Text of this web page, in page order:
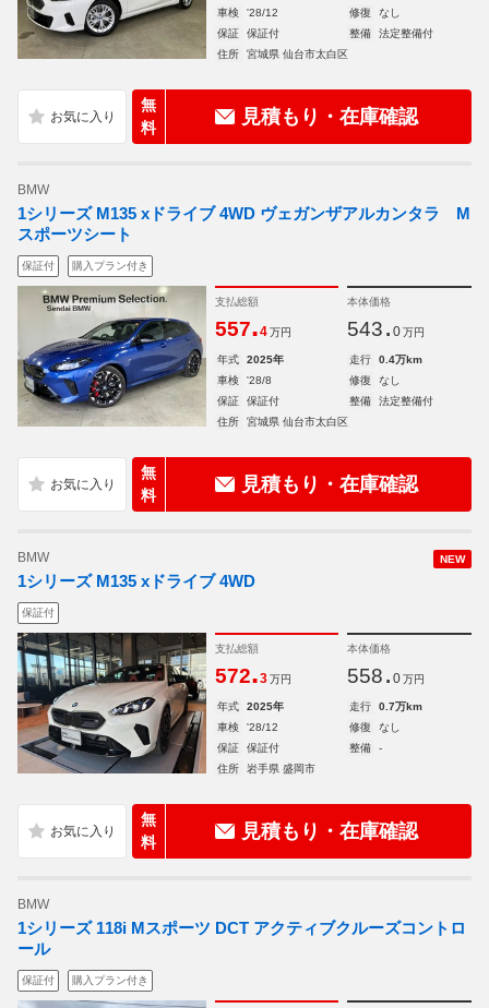
車検 '28/12 修復
なし
保証
保証付 整備
法定整備付
住所
宮城県 仙台市太白区
無
料
見積もり・在庫確認
BMW
1シリーズ M135 xドライブ 4WD ヴェガンザアルカンタラ M
スポーツシート
保証付 購入プラン付き
支払総額
557.4 万円
本体価格
543. 0 万円
年式 2025年 走行
0.4万km
車検
'28/8 修復
なし
保証
保証付 整備
法定整備付
住所
宮城県 仙台市太白区
無
料
見積もり・在庫確認
NEW
BMW
1シリーズ M135 xドライブ 4WD
保証付
支払総額
572.3 万円
本体価格
558. 0 万円
年式 2025年 走行
0.7万km
車検
'28/12 修復
なし
保証
保証付 整備
-
住所
岩手県 盛岡市
無
料
見積もり・在庫確認
BMW
1シリーズ 118i Mスポーツ DCT アクティブクルーズコントロ
ール
保証付 購入プラン付き